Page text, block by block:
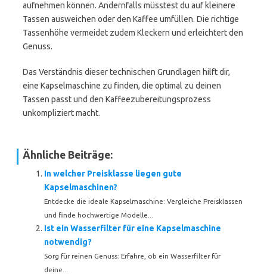
aufnehmen können. Andernfalls müsstest du auf kleinere
Tassen ausweichen oder den Kaffee umfüllen. Die richtige
Tassenhöhe vermeidet zudem Kleckern und erleichtert den
Genuss.
Das Verständnis dieser technischen Grundlagen hilft dir,
eine Kapselmaschine zu finden, die optimal zu deinen
Tassen passt und den Kaffeezubereitungsprozess
unkompliziert macht.
Ähnliche Beiträge:
In welcher Preisklasse liegen gute
Kapselmaschinen?
Entdecke die ideale Kapselmaschine: Vergleiche Preisklassen
und finde hochwertige Modelle...
Ist ein Wasserfilter für eine Kapselmaschine
notwendig?
Sorg für reinen Genuss: Erfahre, ob ein Wasserfilter für
deine...